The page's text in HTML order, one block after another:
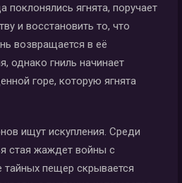
поклонялись ягнята, поручает
и восстановить то, что
возвращается в её
однако гниль начинает
горе, которую ягнята
ищут искупления. Среди
стая жаждет войны с
тайных пещер скрывается